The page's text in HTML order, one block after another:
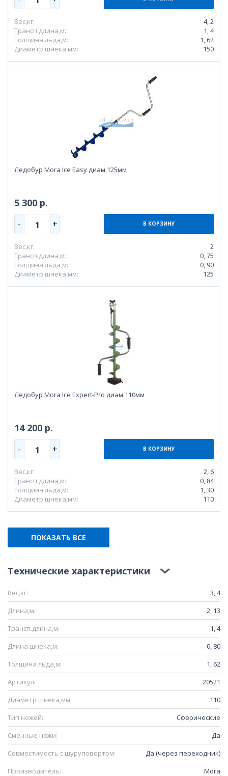
Вес,кг:
4, 2
Трансп.длина,м:
1, 4
Толщина льда,м:
1, 62
Диаметр шнека,мм:
150
Ледобур Mora Ice Easy диам.125мм
5 300 р.
- 1 + В КОРЗИНУ
Вес,кг:
2
Трансп.длина,м:
0, 75
Толщина льда,м:
0, 90
Диаметр шнека,мм:
125
Ледобур Mora Ice Expert-Pro диам.110мм
14 200 р.
- 1 + В КОРЗИНУ
Вес,кг:
2, 6
Трансп.длина,м:
0, 84
Толщина льда,м:
1, 30
Диаметр шнека,мм:
110
ПОКАЗАТЬ ВСЕ
Технические характеристики
Вес,кг:
3, 4
Длина,м:
2, 13
Трансп.длина,м:
1, 4
Длина шнека,м:
0, 80
Толщина льда,м:
1, 62
Артикул:
20521
Диаметр шнека,мм:
110
Тип ножей:
Сферические
Сменные ножи:
Да
Совместимость с шуруповертом:
Да (через переходник)
Производитель:
Mora